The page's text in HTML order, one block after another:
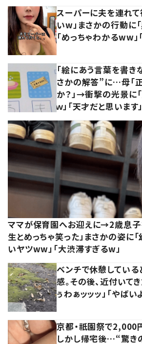
スーパーに夫を連れて
いw」まさかの行動に「
「めっちゃわかるww」
「絵にあう言葉を書き
さかの解答”に…母「
か？」→衝撃の光景に
ｗ」「天才だと思います」
ママが保育園へお迎えに→2歳息
生とめっちゃ笑った」まさかの姿に
いヤツww」「大渋滞すぎるw」
ベンチで休憩してい
感。その後、近付いて
ぅわぁッッッ」「やばい
京都・祇園祭で2,000
しかし帰宅後…“驚き